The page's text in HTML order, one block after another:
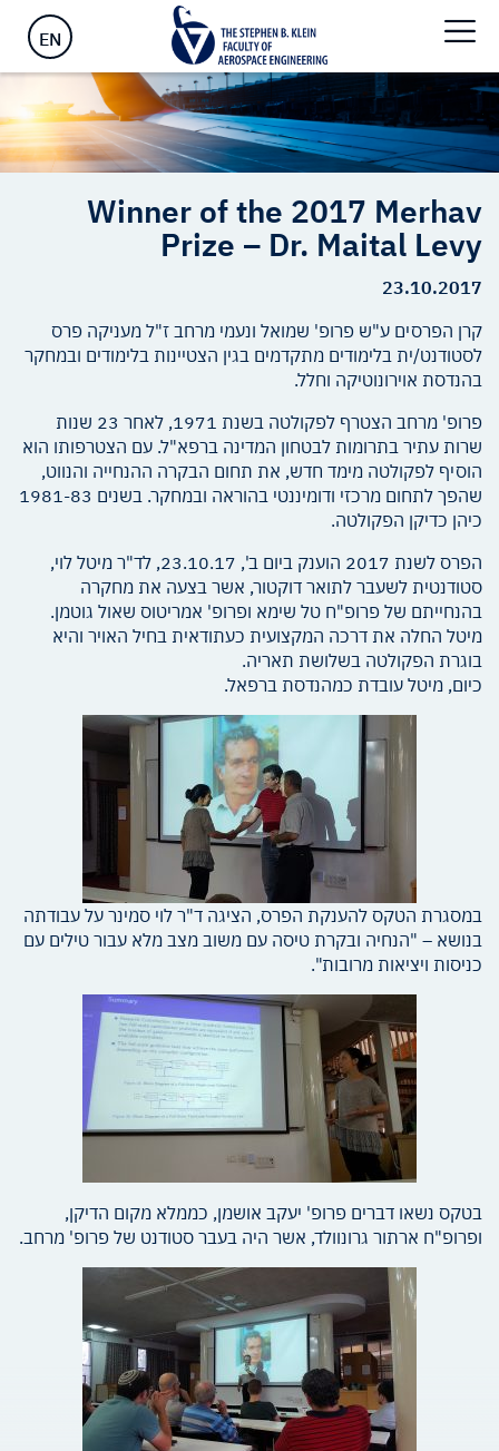
EN
Winner of the 2017 Merhav Prize – Dr. Maital Levy
Winner of the 2017 Merhav
Prize – Dr. Maital Levy
23.10.2017
קרן הפרסים ע"ש פרופ' שמואל ונעמי מרחב ז"ל מעניקה פרס
לסטודנט/ית בלימודים מתקדמים בגין הצטיינות בלימודים ובמחקר
בהנדסת אוירונוטיקה וחלל.
פרופ' מרחב הצטרף לפקולטה בשנת 1971, לאחר 23 שנות
שרות עתיר בתרומות לבטחון המדינה ברפא"ל. עם הצטרפותו הוא
הוסיף לפקולטה מימד חדש, את תחום הבקרה ההנחייה והנווט,
שהפך לתחום מרכזי ודומיננטי בהוראה ובמחקר. בשנים 1981-83
כיהן כדיקן הפקולטה.
הפרס לשנת 2017 הוענק ביום ב', 23.10.17, לד"ר מיטל לוי,
סטודנטית לשעבר לתואר דוקטור, אשר בצעה את מחקרה
בהנחייתם של פרופ"ח טל שימא ופרופ' אמריטוס שאול גוטמן.
מיטל החלה את דרכה המקצועית כעתודאית בחיל האויר והיא
בוגרת הפקולטה בשלושת תאריה.
כיום, מיטל עובדת כמהנדסת ברפאל.
במסגרת הטקס להענקת הפרס, הציגה ד"ר לוי סמינר על עבודתה
בנושא – "הנחיה ובקרת טיסה עם משוב מצב מלא עבור טילים עם
כניסות ויציאות מרובות".
בטקס נשאו דברים פרופ' יעקב אושמן, כממלא מקום הדיקן,
ופרופ"ח ארתור גרונוולד, אשר היה בעבר סטודנט של פרופ' מרחב.